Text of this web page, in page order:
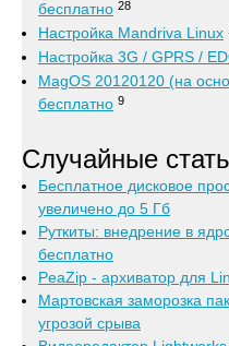
бесплатно 28
Настройка Mandriva Linux
Настройка 3G / GPRS /
MagOS 20120120 (на
бесплатно 9
Случайные
Бесплатное дисковое
увеличено до 5 Гб
Руткиты: внедрение в
бесплатно
PeaZip - архиватор для
Мартовская заморозка
угрозой срыва